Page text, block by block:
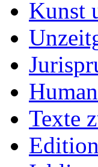
Kunst
Texte